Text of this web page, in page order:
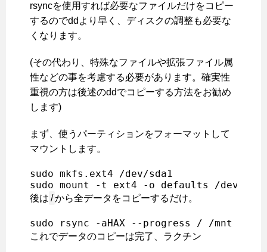
rsyncを使用すれば必要なファイルだけをコピー
するのでddより早く、ディスクの調整も必要な
くなります。
(その代わり、特殊なファイルや拡張ファイル属
性などの事を考慮する必要があります。確実性
重視の方は後述のddでコピーする方法をお勧め
します)
まず、使うパーティションをフォーマットして
マウントします。
sudo mkfs.ext4 /dev/sda1
後は /から全データをコピーするだけ。
sudo rsync -aHAX --progress / /mnt
これでデータのコピーは完了、ラクチン